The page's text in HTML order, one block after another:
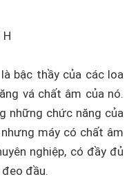
bậc thầy của các loa
vá chất âm của nó.
những chức năng của
máy có chất âm
nghiệp, có đầy đủ
đầu.